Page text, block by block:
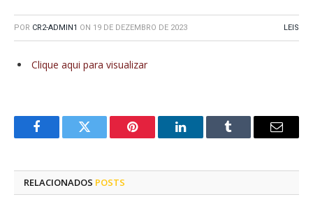
POR CR2-ADMIN1 ON 19 DE DEZEMBRO DE 2023 LEIS
Clique aqui para visualizar
FacebookTwitter Pinterest LinkedInTumblr
E-
RELACIONADOS POSTS